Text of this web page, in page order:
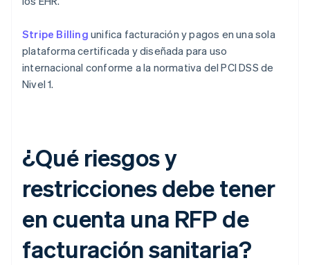
Stripe Billing unifica facturación y pagos en una sola
plataforma certificada y diseñada para uso
internacional conforme a la normativa del PCI DSS de
Nivel 1.
¿Qué riesgos y
restricciones debe tener
en cuenta una RFP de
facturación sanitaria?